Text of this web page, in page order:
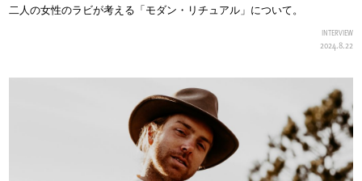
二人の女性のラビが考える「モダン・リチュアル」について。
INTERVIEW
2024.8.22